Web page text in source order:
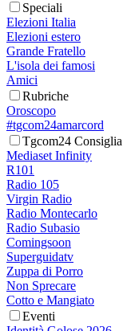
Speciali
Elezioni Italia
Elezioni estero
Grande Fratello
L'isola dei famosi
Amici
Rubriche
Oroscopo
#tgcom24amarcord
Tgcom24 Consiglia
Mediaset Infinity
R101
Radio 105
Virgin Radio
Radio Montecarlo
Radio Subasio
Comingsoon
Superguidatv
Zuppa di Porro
Non Sprecare
Cotto e Mangiato
Eventi